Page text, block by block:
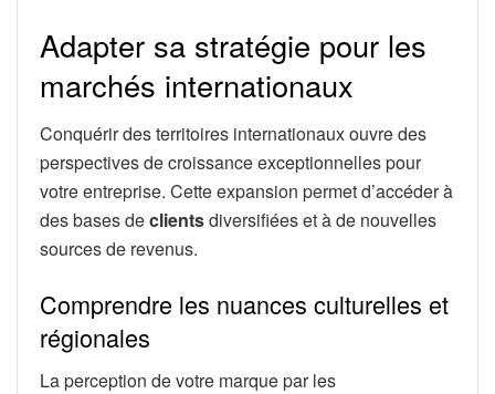
Adapter sa stratégie pour les
marchés internationaux
Conquérir des territoires internationaux ouvre des
perspectives de croissance exceptionnelles pour
votre entreprise. Cette expansion permet d’accéder à
des bases declientsdiversifiées et à de nouvelles
sources de revenus.
Comprendre les nuances culturelles et
régionales
La perception de votre marque par les